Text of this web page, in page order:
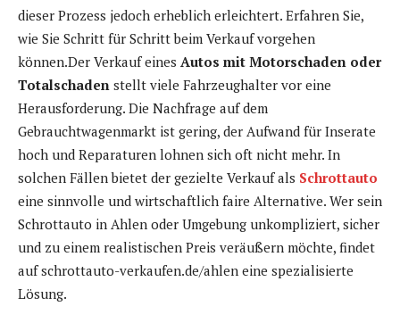
dieser Prozess jedoch erheblich erleichtert. Erfahren Sie,
wie Sie Schritt für Schritt beim Verkauf vorgehen
können.Der Verkauf eines Autos mit Motorschaden oder
Totalschaden stellt viele Fahrzeughalter vor eine
Herausforderung. Die Nachfrage auf dem
Gebrauchtwagenmarkt ist gering, der Aufwand für Inserate
hoch und Reparaturen lohnen sich oft nicht mehr. In
solchen Fällen bietet der gezielte Verkauf als Schrottauto
eine sinnvolle und wirtschaftlich faire Alternative. Wer sein
Schrottauto in Ahlen oder Umgebung unkompliziert, sicher
und zu einem realistischen Preis veräußern möchte, findet
auf schrottauto-verkaufen.de/ahlen eine spezialisierte
Lösung.